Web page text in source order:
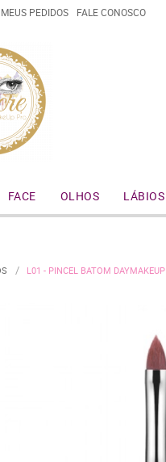
MEUS PEDIDOS FALE CONOSCO
FACE OLHOS LÁBIOS
L01 - PINCEL BATOM DAYMAKEUP